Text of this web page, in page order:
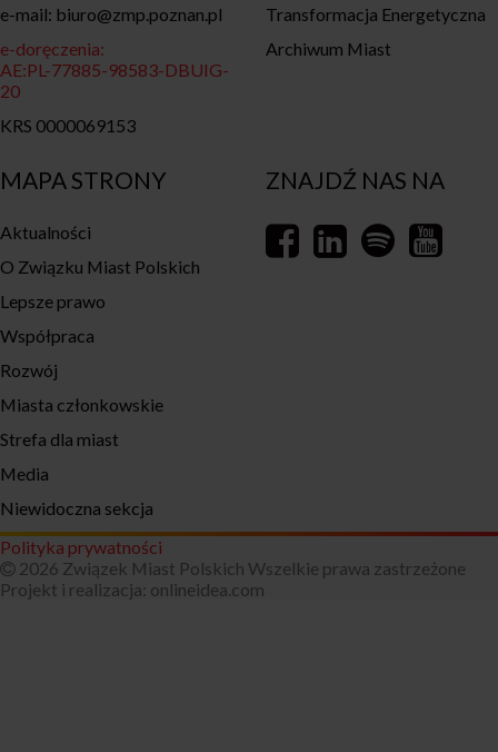
MAPA STRONY
Aktualności
O Związku Miast Polskich
Lepsze prawo
Współpraca
Rozwój
Miasta członkowskie
Strefa dla miast
Media
Niewidoczna sekcja
e-mail: biuro@zmp.poznan.pl
e-doręczenia:
AE:PL-77885-98583-DBUIG-
20
KRS 0000069153
Transformacja Energetyczna
Archiwum Miast
ZNAJDŹ NAS NA
Polityka prywatności
2026 Związek Miast Polskich Wszelkie prawa zastrzeżone
Projekt i realizacja: onlineidea.com